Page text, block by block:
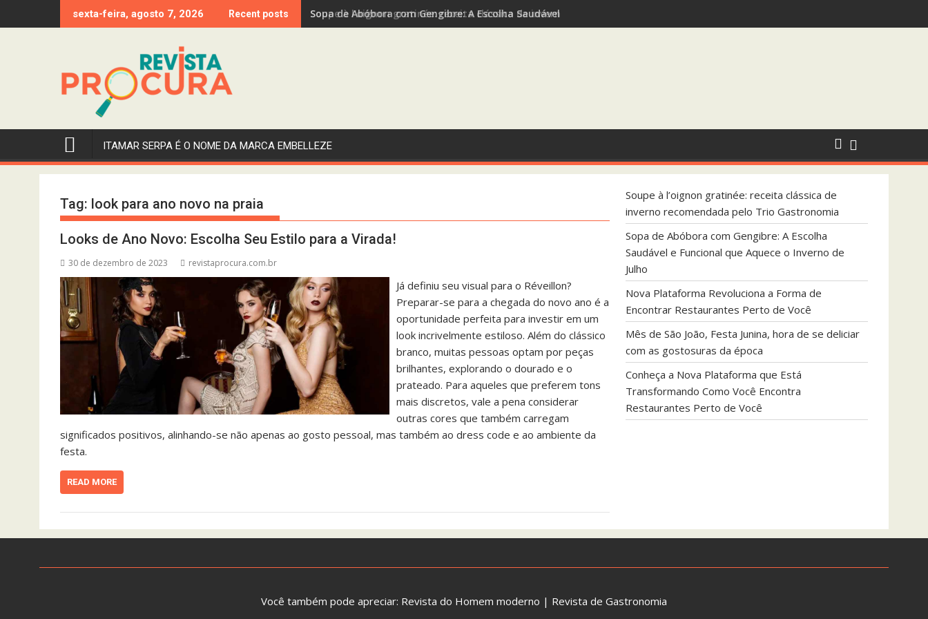
to
sexta-feira, agosto 7, 2026 Recent posts Sopa de Abóbora com Gengibre: A Escolha Saudável e Funcional que Aquece o Inverno de Julho
ITAMAR SERPA É O NOME DA MARCA EMBELLEZE
Tag: look para ano novo na praia
Looks de Ano Novo: Escolha Seu Estilo para a Virada!
30 de dezembro de 2023 revistaprocura.com.br
Já definiu seu visual para o Réveillon?
Preparar-se para a chegada do novo ano é a
oportunidade perfeita para investir em um
look incrivelmente estiloso. Além do clássico
branco, muitas pessoas optam por peças
brilhantes, explorando o dourado e o
prateado. Para aqueles que preferem tons
mais discretos, vale a pena considerar
outras cores que também carregam
significados positivos, alinhando-se não apenas ao gosto pessoal, mas também ao dress code e ao ambiente da
festa.
READ MORE
Soupe à l’oignon gratinée: receita clássica de
inverno recomendada pelo Trio Gastronomia
Sopa de Abóbora com Gengibre: A Escolha
Saudável e Funcional que Aquece o Inverno de
Julho
Nova Plataforma Revoluciona a Forma de
Encontrar Restaurantes Perto de Você
Mês de São João, Festa Junina, hora de se deliciar
com as gostosuras da época
Conheça a Nova Plataforma que Está
Transformando Como Você Encontra
Restaurantes Perto de Você
Você também pode apreciar: Revista do Homem moderno | Revista de Gastronomia